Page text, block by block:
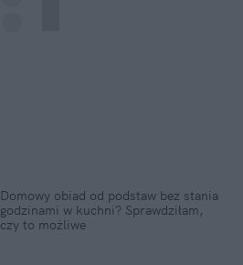
Domowy obiad od podstaw bez stania
godzinami w kuchni? Sprawdziłam,
czy to możliwe